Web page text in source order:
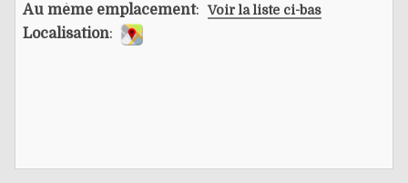
Au même emplacement: Voir la liste ci-bas
Localisation: